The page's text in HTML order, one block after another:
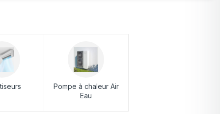
Pompe à chaleur Air
Eau